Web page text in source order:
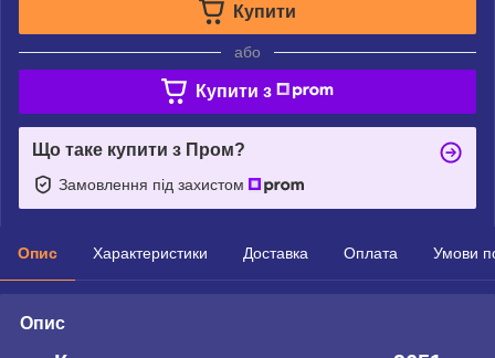
Купити
або
Купити з
Що таке купити з Пром?
Замовлення під захистом
Опис Характеристики Доставка Оплата Умови
Опис